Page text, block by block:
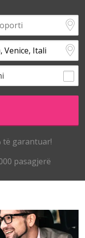
të garantuar!
pasagjerë